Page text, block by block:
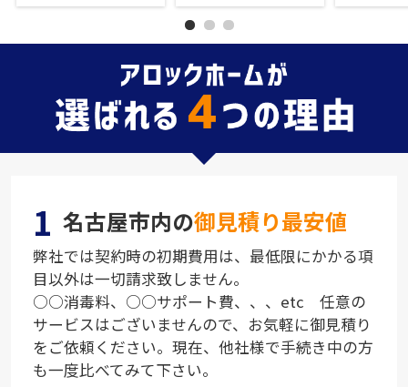
1 名古屋市内の御見積り最安値
弊社では契約時の初期費用は、最低限にかかる項
目以外は一切請求致しません。
○○消毒料、○○サポート費、、、etc 任意の
サービスはございませんので、お気軽に御見積り
をご依頼ください。現在、他社様で手続き中の方
も一度比べてみて下さい。